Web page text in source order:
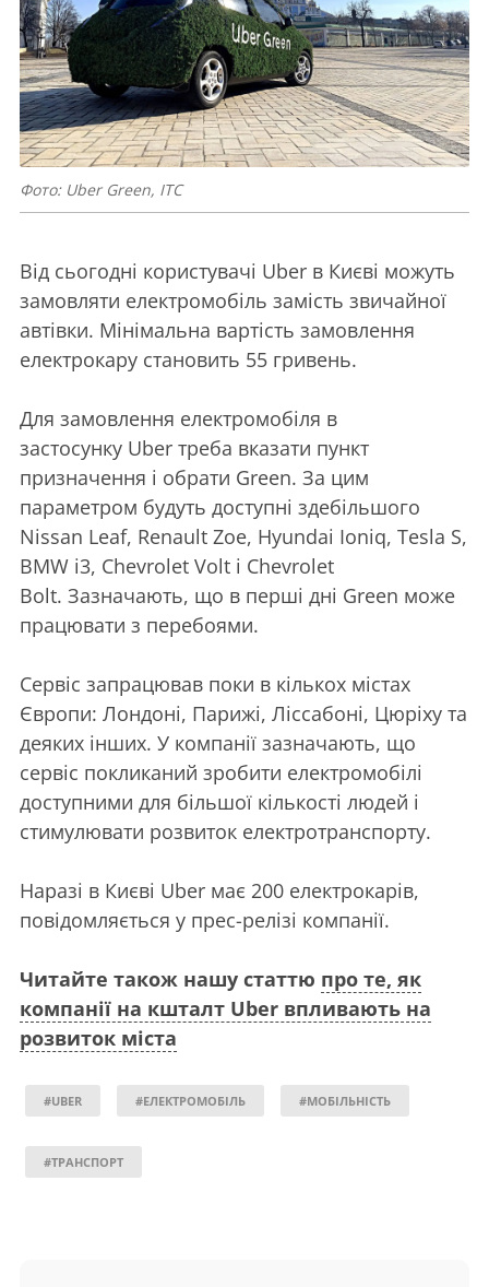
Фото: Uber Green, ITC
Від сьогодні користувачі Uber в Києві можуть
замовляти електромобіль замість звичайної
автівки. Мінімальна вартість замовлення
електрокару становить 55 гривень.
Для замовлення електромобіля в
застосунку Uber треба вказати пункт
призначення і обрати Green. За цим
параметром будуть доступні здебільшого
Nissan Leaf, Renault Zoe, Hyundai Ioniq, Tesla S,
BMW i3, Chevrolet Volt і Chevrolet
Bolt. Зазначають, що в перші дні Green може
працювати з перебоями.
Сервіс запрацював поки в кількох містах
Європи: Лондоні, Парижі, Ліссабоні, Цюріху та
деяких інших. У компанії зазначають, що
сервіс покликаний зробити електромобілі
доступними для більшої кількості людей і
стимулювати розвиток електротранспорту.
Наразі в Києві Uber має 200 електрокарів,
повідомляється у прес-релізі компанії.
Читайте також нашу статтю про те, як
компанії на кшталт Uber впливають на
розвиток міста
#UBER #ЕЛЕКТРОМОБІЛЬ #МОБІЛЬНІСТЬ
#ТРАНСПОРТ